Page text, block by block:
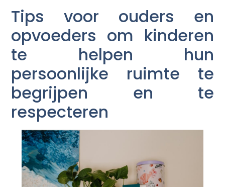
Tips voor ouders en
opvoeders om kinderen
te helpen hun
persoonlijke ruimte te
begrijpen en te
respecteren